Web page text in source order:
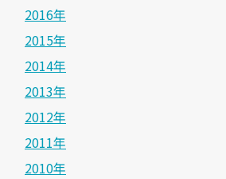
2016年
2015年
2014年
2013年
2012年
2011年
2010年